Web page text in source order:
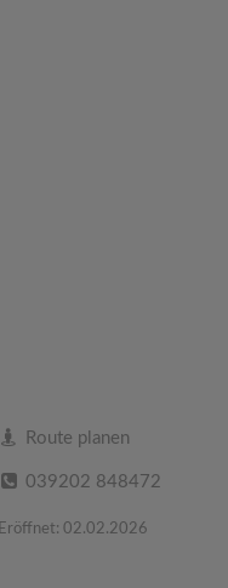
Route planen
039202 848472
Eröffnet: 02.02.2026